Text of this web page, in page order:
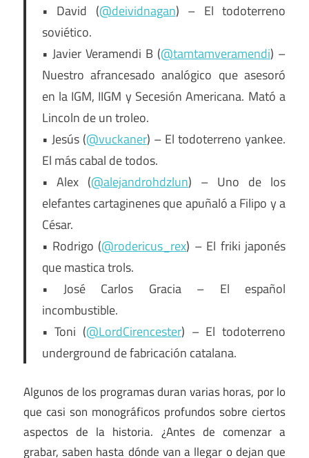
• David (@deividnagan) – El todoterreno
soviético.
• Javier Veramendi B (@tamtamveramendi) –
Nuestro afrancesado analógico que asesoró
en la IGM, IIGM y Secesión Americana. Mató a
Lincoln de un troleo.
• Jesús (@vuckaner) – El todoterreno yankee.
El más cabal de todos.
• Alex (@alejandrohdzlun) – Uno de los
elefantes cartaginenes que apuñaló a Filipo y a
César.
• Rodrigo (@rodericus_rex) – El friki japonés
que mastica trols.
• José Carlos Gracia – El español
incombustible.
• Toni (@LordCirencester) – El todoterreno
underground de fabricación catalana.
Algunos de los programas duran varias horas, por lo
que casi son monográficos profundos sobre ciertos
aspectos de la historia. ¿Antes de comenzar a
grabar, saben hasta dónde van a llegar o dejan que